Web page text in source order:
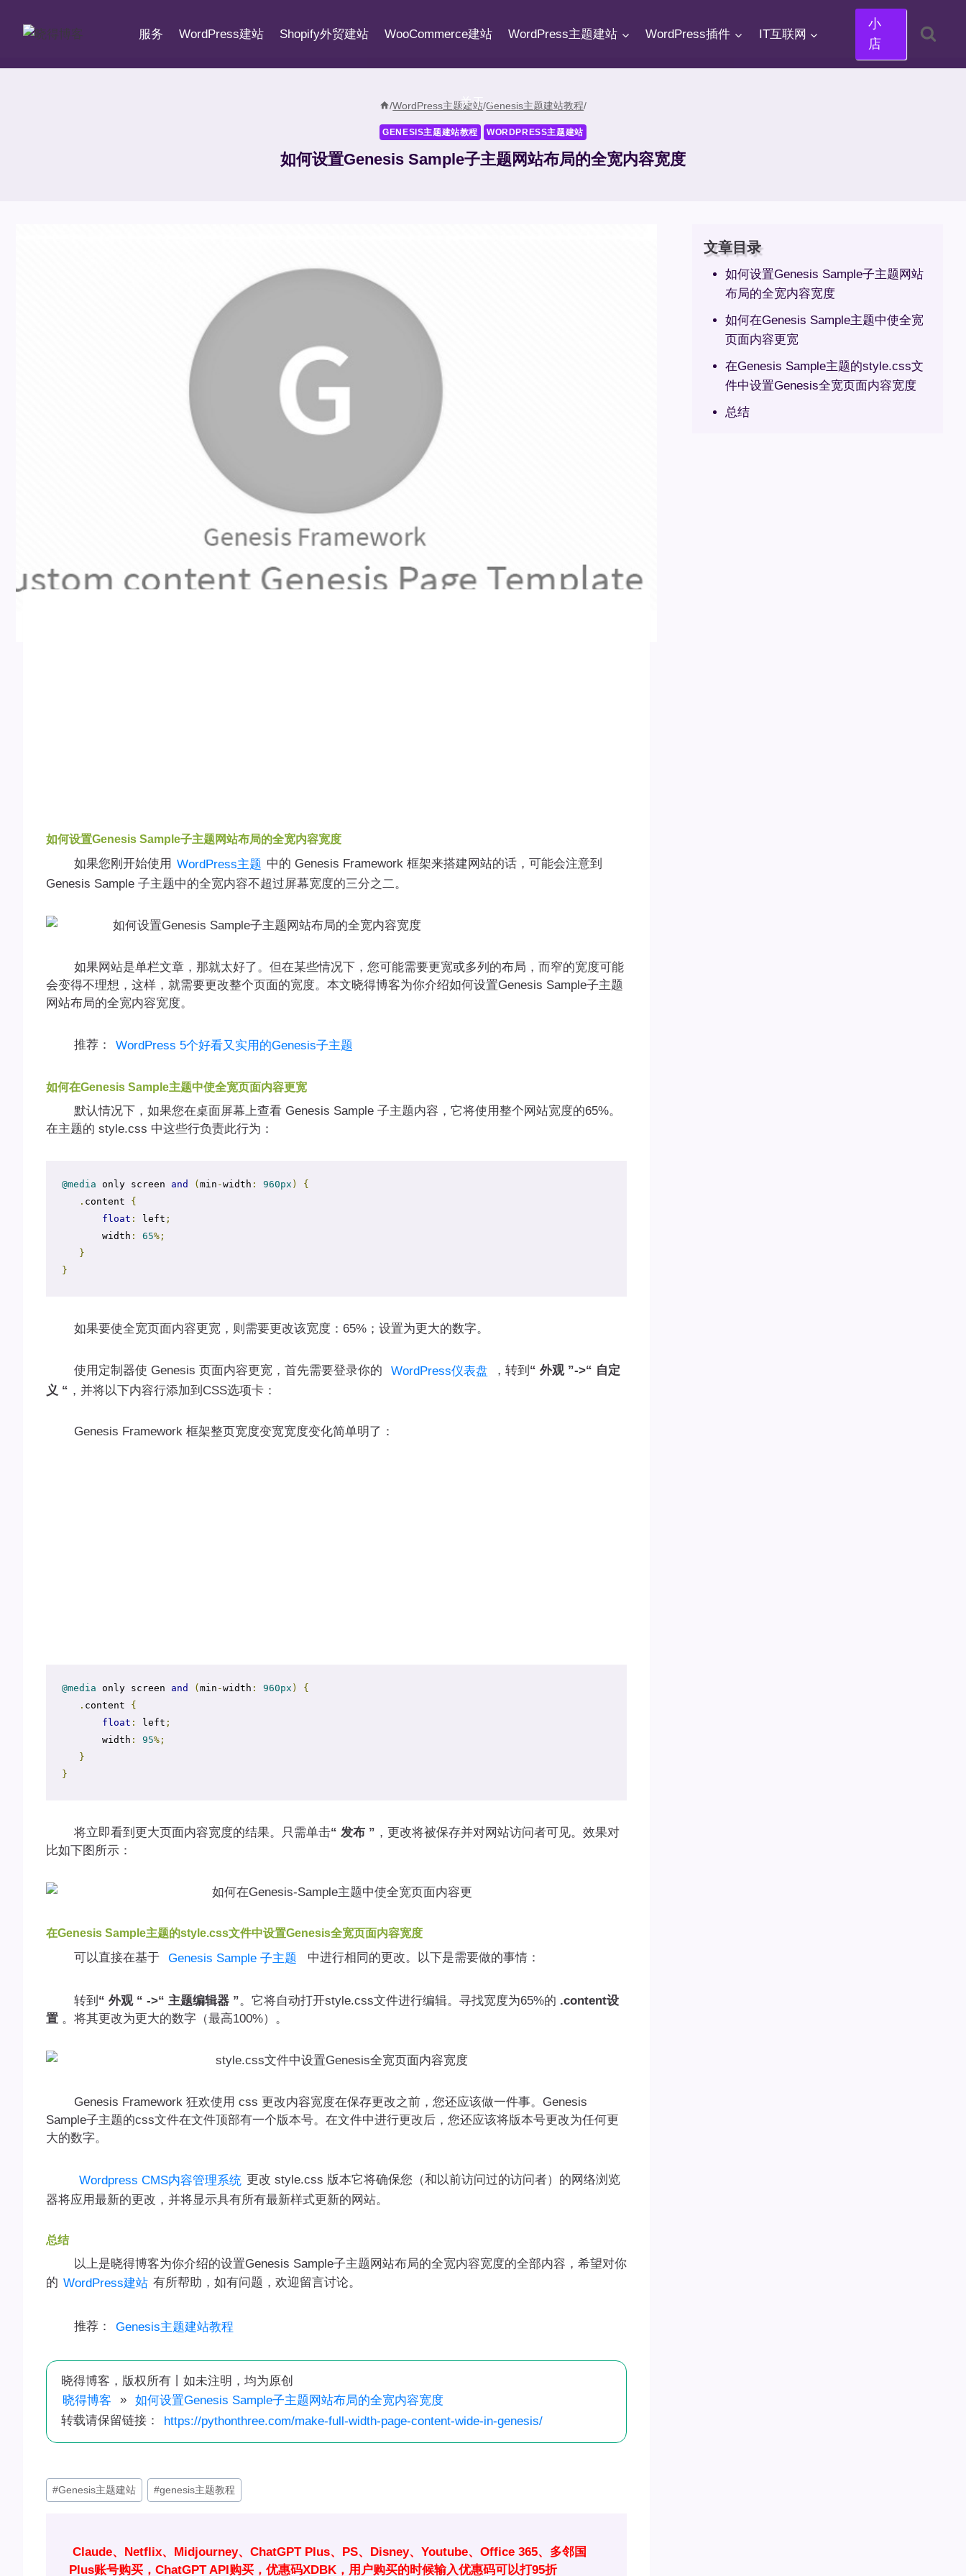
容
服务 WordPress建站 Shopify外贸建站 WooCommerce建站 WordPress主题建站 WordPress插件 IT互联网
关于
小
店
/WordPress主题建站/Genesis主题建站教程/
GENESIS主题建站教程 WORDPRESS主题建站
如何设置Genesis Sample子主题网站布局的全宽内容宽度
如何设置Genesis Sample子主题网站布局的全宽内容宽度
如果您刚开始使用 WordPress主题 中的 Genesis Framework 框架来搭建网站的话，可能会注意到
Genesis Sample 子主题中的全宽内容不超过屏幕宽度的三分之二。
如果网站是单栏文章，那就太好了。但在某些情况下，您可能需要更宽或多列的布局，而窄的宽度可能
会变得不理想，这样，就需要更改整个页面的宽度。本文晓得博客为你介绍如何设置Genesis Sample子主题
网站布局的全宽内容宽度。
推荐： WordPress 5个好看又实用的Genesis子主题
如何在Genesis Sample主题中使全宽页面内容更宽
默认情况下，如果您在桌面屏幕上查看 Genesis Sample 子主题内容，它将使用整个网站宽度的65%。
在主题的 style.css 中这些行负责此行为：
@media only screen and (min -width : 960px )
{
. content {
float : left ;
       width
: 65%;
}
}
如果要使全宽页面内容更宽，则需要更改该宽度：65%；设置为更大的数字。
使用定制器使 Genesis 页面内容更宽，首先需要登录你的 WordPress仪表盘 ，转到 “ 外观 ”->“ 自定
义 “ ，并将以下内容行添加到CSS选项卡：
Genesis Framework 框架整页宽度变宽宽度变化简单明了：
@media only screen and (min -width : 960px )
{
. content {
float : left ;
       width
: 95%;
}
}
将立即看到更大页面内容宽度的结果。只需单击“ 发布 ” ，更改将被保存并对网站访问者可见。效果对
比如下图所示：
在Genesis Sample主题的style.css文件中设置Genesis全宽页面内容宽度
可以直接在基于 Genesis Sample 子主题 中进行相同的更改。以下是需要做的事情：
转到 “ 外观 “ ->“ 主题编辑器 ”。它将自动打开style.css文件进行编辑。寻找宽度为65%的 .content设
置。将其更改为更大的数字（最高100%）。
Genesis Framework 狂欢使用 css 更改内容宽度在保存更改之前，您还应该做一件事。Genesis
Sample子主题的css文件在文件顶部有一个版本号。在文件中进行更改后，您还应该将版本号更改为任何更
大的数字。
Wordpress CMS内容管理系统 更改 style.css 版本它将确保您（和以前访问过的访问者）的网络浏览
器将应用最新的更改，并将显示具有所有最新样式更新的网站。
总结
以上是晓得博客为你介绍的设置Genesis Sample子主题网站布局的全宽内容宽度的全部内容，希望对你
的 WordPress建站 有所帮助，如有问题，欢迎留言讨论。
推荐： Genesis主题建站教程
晓得博客，版权所有丨如未注明，均为原创
晓得博客
»
如何设置Genesis Sample子主题网站布局的全宽内容宽度
转载请保留链接：
https://pythonthree.com/make-full-width-page-content-wide-in-genesis/
文
章
#Genesis主题建站 #genesis主题教程
Claude、Netflix、Midjourney、ChatGPT Plus、PS、Disney、Youtube、Office 365、多邻国
Plus账号购买，ChatGPT API购买，优惠码XDBK，用户购买的时候输入优惠码可以打95折
文章目录
如何设置Genesis Sample子主题网站
布局的全宽内容宽度
如何在Genesis Sample主题中使全宽
页面内容更宽
在Genesis Sample主题的style.css文
件中设置Genesis全宽页面内容宽度
总结